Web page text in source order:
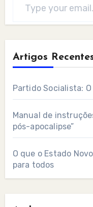
Artigos
Partido Socialista: O
Manual de
pós-apocalipse”
O que o Estado
para todos